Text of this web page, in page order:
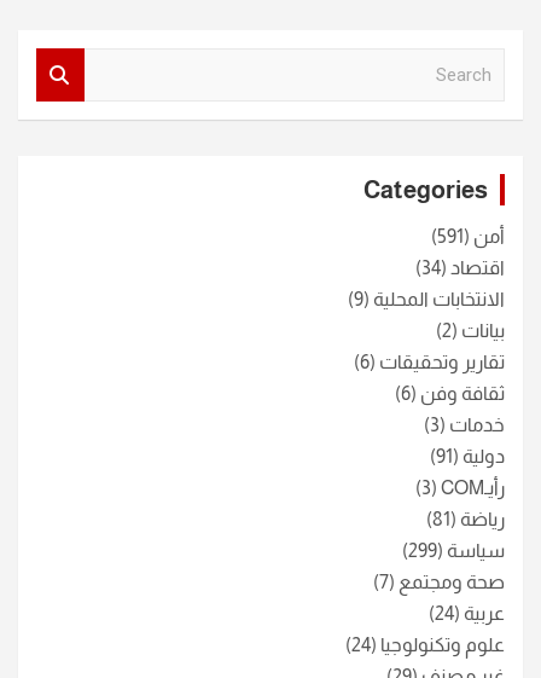
Categories
أمن (591)
اقتصاد (34)
الانتخابات المحلية (9)
بيانات (2)
تقارير وتحقيقات (6)
ثقافة وفن (6)
خدمات (3)
دولية (91)
رأيـCOM
(3)
رياضة (81)
سياسة (299)
صحة ومجتمع (7)
عربية (24)
علوم وتكنولوجيا (24)